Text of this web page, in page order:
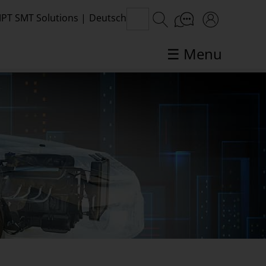
SMT Solutions | Deutsch
☰ Menu
SMT-Themen im Fokus